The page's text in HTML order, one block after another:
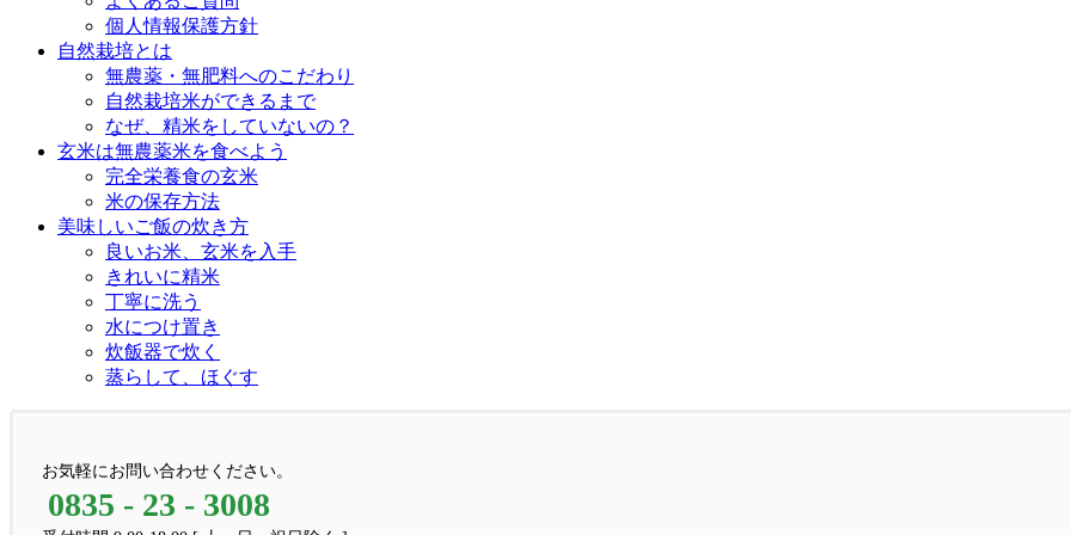
個人情報保護方針
自然栽培とは
無農薬・無肥料へのこだわり
自然栽培米ができるまで
なぜ、精米をしていないの？
玄米は無農薬米を食べよう
完全栄養食の玄米
米の保存方法
美味しいご飯の炊き方
良いお米、玄米を入手
きれいに精米
丁寧に洗う
水につけ置き
炊飯器で炊く
蒸らして、ほぐす
お気軽にお問い合わせください。
0835 - 23 - 3008